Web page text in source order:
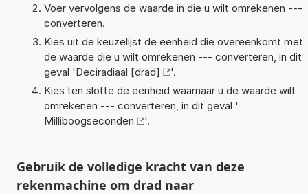
Voer vervolgens de waarde in die u wilt omrekenen ---
converteren.
Kies uit de keuzelijst de eenheid die overeenkomt met
de waarde die u wilt omrekenen --- converteren, in dit
geval 'Deciradiaal [drad]
'.
Kies ten slotte de eenheid waarnaar u de waarde wilt
omrekenen --- converteren, in dit geval '
Milliboogseconden
'.
Gebruik de volledige kracht van deze
rekenmachine om drad naar